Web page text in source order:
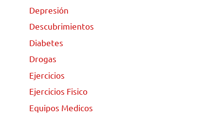
Depresión
Descubrimientos
Diabetes
Drogas
Ejercicios
Ejercicios Fisico
Equipos Medicos